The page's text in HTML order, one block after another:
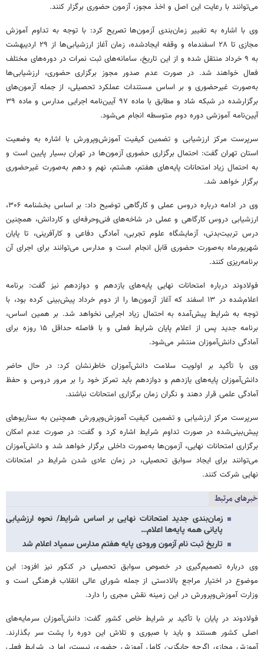
می‌توانند با رعایت این اصل و اخذ مجوز، آزمون حضوری برگزار کنند.
وی با اشاره به تغییر زمان‌بندی آزمون‌ها تصریح کرد: با توجه به تداوم آموزش
مجازی تا ۲۸ اسفندماه و وقفه ایجادشده، زمان آغاز ارزشیابی‌ها از ۲۹ اردیبهشت
به ۹ خرداد منتقل شده و از این تاریخ، سامانه‌های ثبت نمرات در دوره‌های مختلف
فعال خواهند شد. در صورت عدم صدور مجوز برگزاری حضوری، ارزشیابی‌ها
به‌صورت غیرحضوری و بر اساس مستندات عملکرد تحصیلی، از جمله آزمون‌های
برگزارشده در شبکه شاد و مطابق با ماده ۹۷ آیین‌نامه اجرایی مدارس و ماده ۳۹
آیین‌نامه آموزشی دوره دوم متوسطه انجام می‌شود.
سرپرست مرکز ارزشیابی و تضمین کیفیت آموزش‌وپرورش با اشاره به وضعیت
استان تهران گفت: احتمال برگزاری حضوری آزمون‌ها در تهران بسیار پایین است و
به احتمال زیاد امتحانات پایه‌های هفتم، هشتم، نهم و دهم به‌صورت غیرحضوری
برگزار خواهد شد.
وی در ادامه درباره دروس عملی و کارگاهی توضیح داد: بر اساس بخشنامه ۳۰۶،
ارزشیابی دروس کارگاهی و عملی در شاخه‌های فنی‌وحرفه‌ای و کاردانش، همچنین
درس تربیت‌بدنی، آزمایشگاه علوم تجربی، آمادگی دفاعی و کارآفرینی، تا پایان
شهریورماه به‌صورت حضوری قابل انجام است و مدارس می‌توانند برای اجرای آن
برنامه‌ریزی کنند.
فولادوند درباره امتحانات نهایی پایه‌های یازدهم و دوازدهم نیز گفت: برنامه
اعلام‌شده در ۱۳ اسفند که آغاز آزمون‌ها را از دوم خرداد پیش‌بینی کرده بود، با
توجه به شرایط پیش‌آمده به احتمال زیاد اجرایی نخواهد شد. بر همین اساس،
برنامه جدید پس از اعلام پایان شرایط فعلی و با فاصله حداقل ۱۵ روزه برای
آمادگی دانش‌آموزان منتشر می‌شود.
وی با تأکید بر اولویت سلامت دانش‌آموزان خاطرنشان کرد: در حال حاضر
دانش‌آموزان پایه‌های یازدهم و دوازدهم باید تمرکز خود را بر مرور دروس و حفظ
آمادگی علمی قرار دهند و نگران زمان برگزاری امتحانات نباشند.
سرپرست مرکز ارزشیابی و تضمین کیفیت آموزش‌وپرورش همچنین به سناریوهای
پیش‌بینی‌شده در صورت تداوم شرایط اشاره کرد و گفت: در صورت عدم امکان
برگزاری امتحانات نهایی، آزمون‌ها به‌صورت داخلی برگزار خواهد شد و دانش‌آموزان
می‌توانند برای ایجاد سوابق تحصیلی، در زمان عادی شدن شرایط در امتحانات
نهایی شرکت کنند.
خبرهای مرتبط
زمان‌بندی جدید امتحانات نهایی بر اساس شرایط/ نحوه ارزشیابی
پایانی همه پایه‌ها اعلام…
تاریخ ثبت نام آزمون ورودی پایه هفتم مدارس سمپاد اعلام شد
وی درباره تصمیم‌گیری در خصوص سوابق تحصیلی در کنکور نیز افزود: این
موضوع در اختیار مراجع بالادستی از جمله شورای عالی انقلاب فرهنگی است و
وزارت آموزش‌وپرورش در این زمینه نقش مجری را دارد.
فولادوند در پایان با تأکید بر شرایط خاص کشور گفت: دانش‌آموزان سرمایه‌های
اصلی کشور هستند و باید با صبوری و تلاش این دوره را پشت سر بگذارند.